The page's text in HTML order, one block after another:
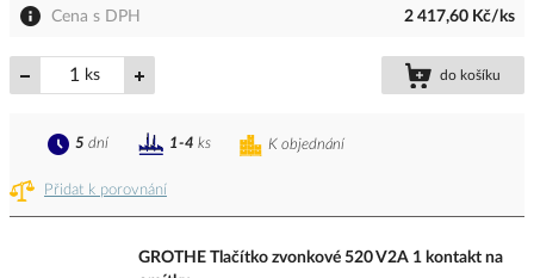
Cena s DPH 2 417,60 Kč/ks
ks do košíku
Přidat k porovnání
K objednání
5 dní 1-4 ks
GROTHE Tlačítko zvonkové 520 V2A 1 kontakt na